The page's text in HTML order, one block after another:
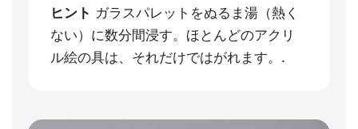
ヒント ガラスパレットをぬるま湯（熱く
ない）に数分間浸す。ほとんどのアクリ
ル絵の具は、それだけではがれます。.